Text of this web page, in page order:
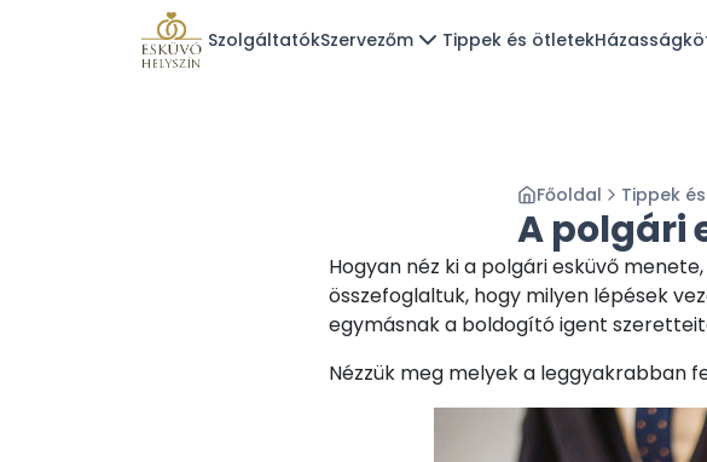
SzolgáltatókSzervezőm Tippek és ötletek
Főoldal Tippek
A polgári
Hogyan néz ki a polgári esküvő
összefoglaltuk, hogy milyen lépések
egymásnak a boldogító igent
Nézzük meg melyek a leggyakrabban